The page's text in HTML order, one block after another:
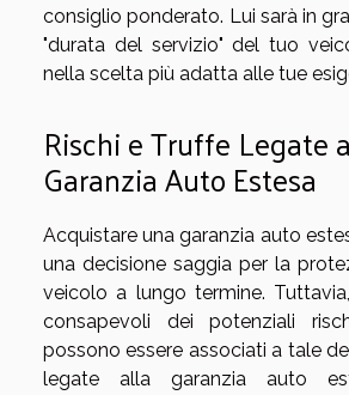
consiglio ponderato. Lui sarà in
"durata del servizio" del tuo
nella scelta più adatta alle tue
Rischi e Truffe Legate
Garanzia Auto Estesa
Acquistare una garanzia auto
una decisione saggia per la
veicolo a lungo termine.
consapevoli dei potenziali
possono essere associati a tale
legate alla garanzia auto